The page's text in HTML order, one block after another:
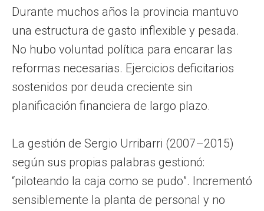
Durante muchos años la provincia mantuvo
una estructura de gasto inflexible y pesada.
No hubo voluntad política para encarar las
reformas necesarias. Ejercicios deficitarios
sostenidos por deuda creciente sin
planificación financiera de largo plazo.
La gestión de Sergio Urribarri (2007–2015)
según sus propias palabras gestionó:
“piloteando la caja como se pudo”. Incrementó
sensiblemente la planta de personal y no